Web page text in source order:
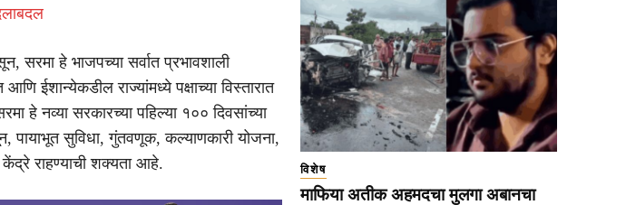
सरमा हे भाजपच्या सर्वात प्रभावशाली
ईशान्येकडील राज्यांमध्ये पक्षाच्या विस्तारात
हे नव्या सरकारच्या पहिल्या १०० दिवसांच्या
पायाभूत सुविधा, गुंतवणूक, कल्याणकारी योजना,
राहण्याची शक्यता आहे.
विशेष
माफिया अतीक अहमदचा मुलगा अबानचा